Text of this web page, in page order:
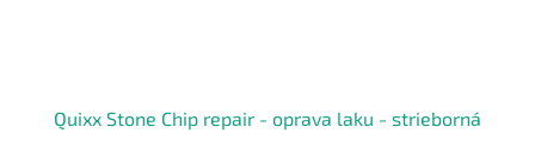
Quixx Stone Chip repair - oprava laku - strieborná